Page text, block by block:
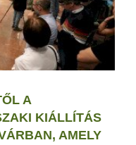
A
KIÁLLÍTÁS
AMELY